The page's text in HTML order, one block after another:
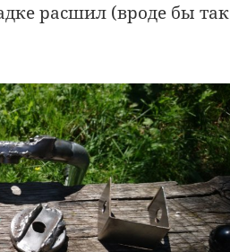
расшил (вроде бы так